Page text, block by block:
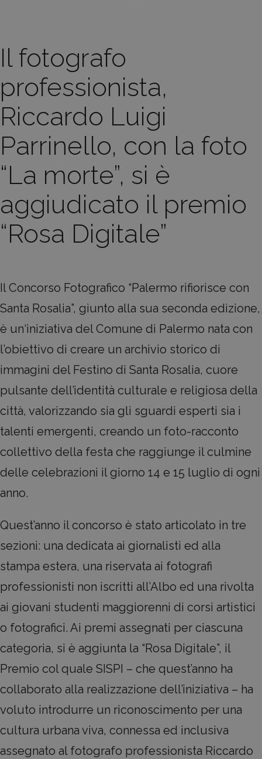
Il fotografo
professionista,
Riccardo Luigi
Parrinello, con la foto
“La morte”, si è
aggiudicato il premio
“Rosa Digitale”
Il Concorso Fotografico “Palermo rifiorisce con
Santa Rosalia”, giunto alla sua seconda edizione,
è un‘iniziativa del Comune di Palermo nata con
l’obiettivo di creare un archivio storico di
immagini del Festino di Santa Rosalia, cuore
pulsante dell’identità culturale e religiosa della
città, valorizzando sia gli sguardi esperti sia i
talenti emergenti, creando un foto-racconto
collettivo della festa che raggiunge il culmine
delle celebrazioni il giorno 14 e 15 luglio di ogni
anno.
Quest’anno il concorso è stato articolato in tre
sezioni: una dedicata ai giornalisti ed alla
stampa estera, una riservata ai fotografi
professionisti non iscritti all’Albo ed una rivolta
ai giovani studenti maggiorenni di corsi artistici
o fotografici. Ai premi assegnati per ciascuna
categoria, si è aggiunta la “Rosa Digitale”, il
Premio col quale SISPI – che quest’anno ha
collaborato alla realizzazione dell’iniziativa – ha
voluto introdurre un riconoscimento per una
cultura urbana viva, connessa ed inclusiva
assegnato al fotografo professionista Riccardo